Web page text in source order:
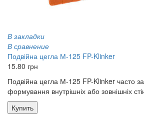
В закладки
В сравнение
Подвійна цегла М-125 FP-Klinker
15.80 грн
Подвійна цегла М-125 FP-Klinker часто
формування внутрішніх або зовнішніх
Купить